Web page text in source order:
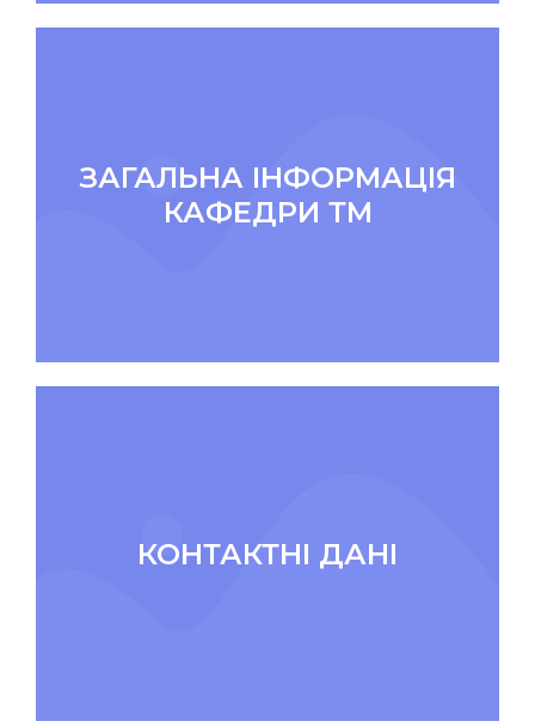
ЗАГАЛЬНА ІНФОРМАЦІЯ
КАФЕДРИ ТМ
КОНТАКТНІ ДАНІ